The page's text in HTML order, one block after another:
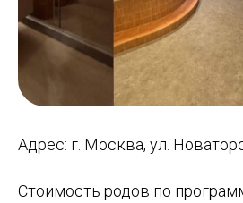
Адрес: г. Москва, ул.
Стоимость родов по